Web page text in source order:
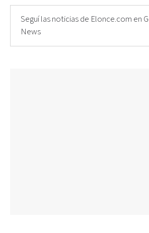
Seguí las noticias de Elonce.com en
News